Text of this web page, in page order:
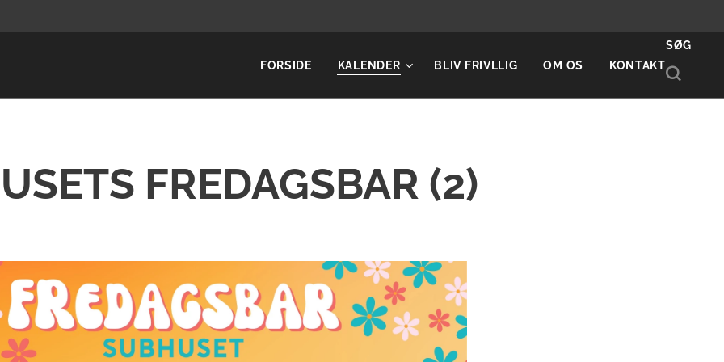
FORSIDE KALENDER BLIV FRIVLLIG OM OS KONTAKT
SØG
FREDAGSBAR (2)